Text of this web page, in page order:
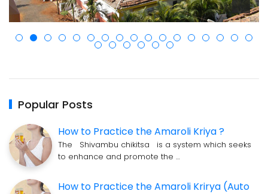
Popular Posts
How to Practice the Amaroli Kriya ?
The Shivambu chikitsa is a system which seeks
to enhance and promote the …
How to Practice the Amaroli Krirya (Auto